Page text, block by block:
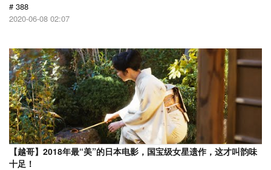
# 388
2020-06-08 02:07
【越哥】2018年最“美”的日本电影，国宝级女星遗作，这才叫韵味
十足！